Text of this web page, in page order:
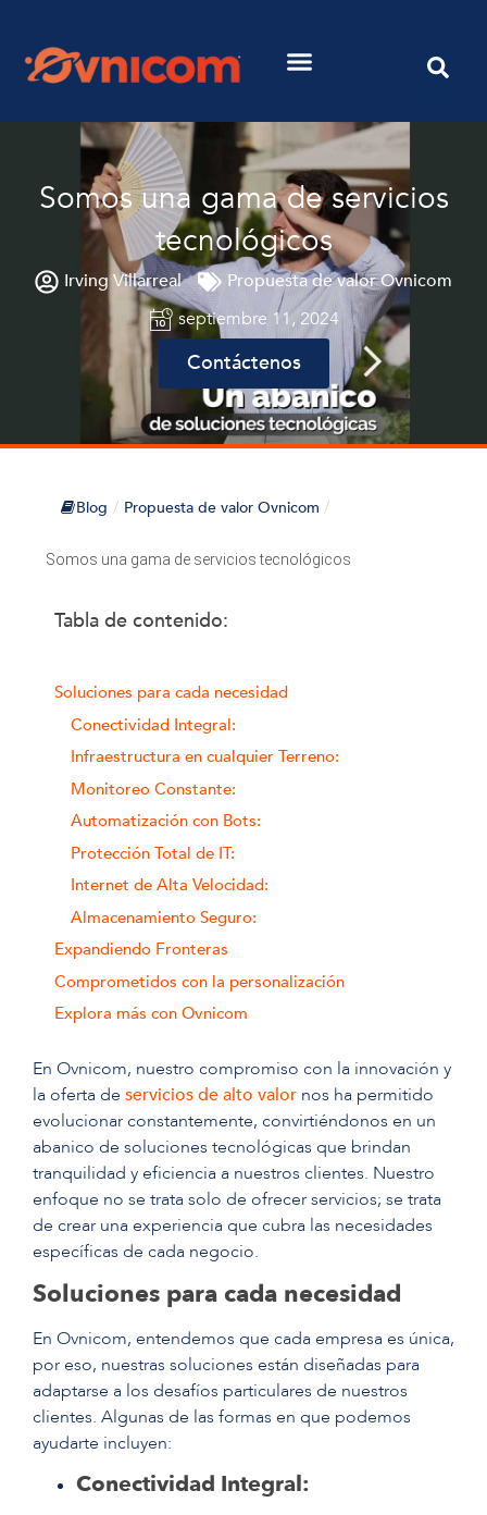
Somos una gama de servicios
tecnológicos
Irving Villarreal
Propuesta de valor Ovnicom
septiembre 11, 2024
Contáctenos
Blog / Propuesta de valor Ovnicom /
Somos una gama de servicios tecnológicos
Tabla de contenido:
Soluciones para cada necesidad
Conectividad Integral:
Infraestructura en cualquier Terreno:
Monitoreo Constante:
Automatización con Bots:
Protección Total de IT:
Internet de Alta Velocidad:
Almacenamiento Seguro:
Expandiendo Fronteras
Comprometidos con la personalización
Explora más con Ovnicom
En Ovnicom, nuestro compromiso con la innovación y
la oferta de servicios de alto valor nos ha permitido
evolucionar constantemente, convirtiéndonos en un
abanico de soluciones tecnológicas que brindan
tranquilidad y eficiencia a nuestros clientes. Nuestro
enfoque no se trata solo de ofrecer servicios; se trata
de crear una experiencia que cubra las necesidades
específicas de cada negocio.
Soluciones para cada necesidad
En Ovnicom, entendemos que cada empresa es única,
por eso, nuestras soluciones están diseñadas para
adaptarse a los desafíos particulares de nuestros
clientes. Algunas de las formas en que podemos
ayudarte incluyen:
Conectividad Integral: